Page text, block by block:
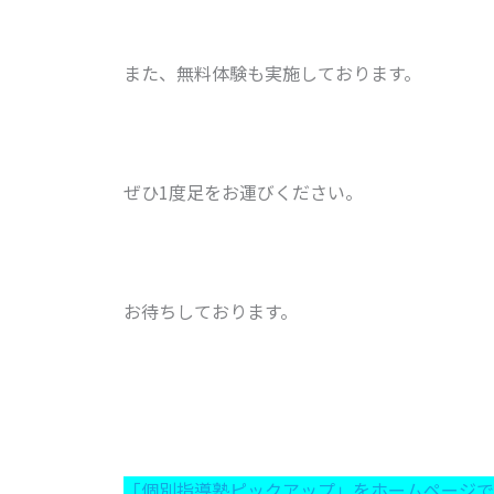
また、無料体験も実施しております。
ぜひ1度足をお運びください。
お待ちしております。